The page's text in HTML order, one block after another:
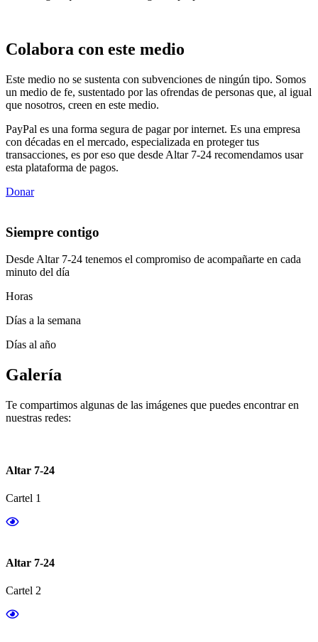
Colabora con este medio
Este medio no se sustenta con subvenciones de ningún tipo. Somos
un medio de fe, sustentado por las ofrendas de personas que, al igual
que nosotros, creen en este medio.
PayPal es una forma segura de pagar por internet. Es una empresa
con décadas en el mercado, especializada en proteger tus
transacciones, es por eso que desde Altar 7-24 recomendamos usar
esta plataforma de pagos.
Donar
Siempre contigo
Desde Altar 7-24 tenemos el compromiso de acompañarte en cada
minuto del día
Horas
Días a la semana
Días al año
Galería
Te compartimos algunas de las imágenes que puedes encontrar en
nuestras redes:
Altar 7-24
Cartel 1
Altar 7-24
Cartel 2